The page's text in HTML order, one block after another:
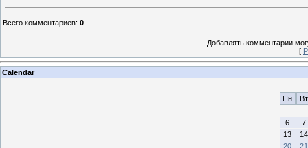
Всего комментариев: 0
Добавлять комментарии
[
Calendar
Пн Вт
6
7
13
14
20
21